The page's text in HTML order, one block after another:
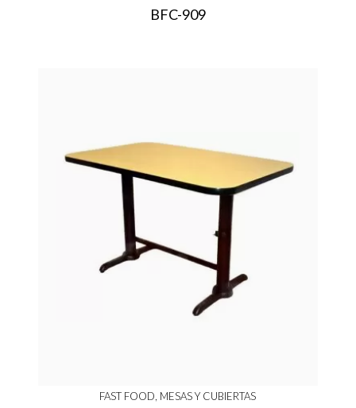
BFC-909
FAST FOOD, MESAS Y CUBIERTAS